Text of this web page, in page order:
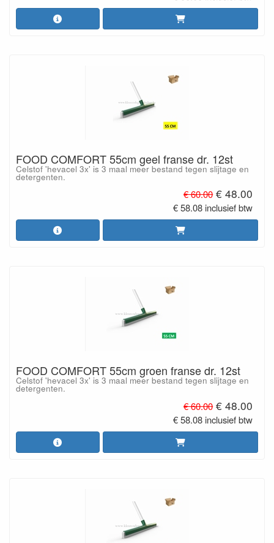
FOOD COMFORT 55cm geel franse dr. 12st
Celstof 'hevacel 3x' is 3 maal meer bestand tegen slijtage en
detergenten.
€ 60.00 € 48.00
€ 58.08 inclusief btw
FOOD COMFORT 55cm groen franse dr. 12st
Celstof 'hevacel 3x' is 3 maal meer bestand tegen slijtage en
detergenten.
€ 60.00 € 48.00
€ 58.08 inclusief btw